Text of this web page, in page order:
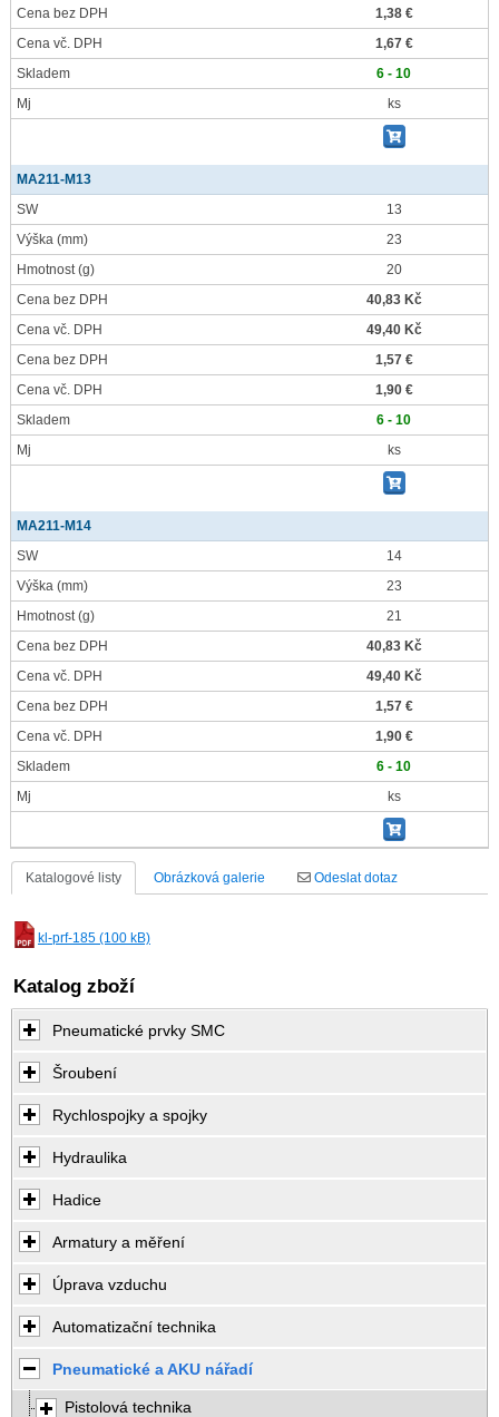
Cena bez DPH
1,38 €
Cena vč. DPH
1,67 €
Skladem
6 - 10
Mj
ks
MA211-M13
SW
13
Výška (mm)
23
Hmotnost(g)
20
Cena bez DPH
40,83 Kč
Cena vč. DPH
49,40 Kč
Cena bez DPH
1,57 €
Cena vč. DPH
1,90 €
Skladem
6 - 10
Mj
ks
MA211-M14
SW
14
Výška (mm)
23
Hmotnost(g)
21
Cena bez DPH
40,83 Kč
Cena vč. DPH
49,40 Kč
Cena bez DPH
1,57 €
Cena vč. DPH
1,90 €
Skladem
6 - 10
Mj
ks
Katalogové listy Obrázková galerie Odeslat dotaz
kl-prf-185 (100 kB)
Katalog zboží
Pneumatické prvky SMC
Šroubení
Rychlospojky a spojky
Hydraulika
Hadice
Armatury a měření
Úprava vzduchu
Automatizační technika
Pneumatické a AKU nářadí
Pistolová technika